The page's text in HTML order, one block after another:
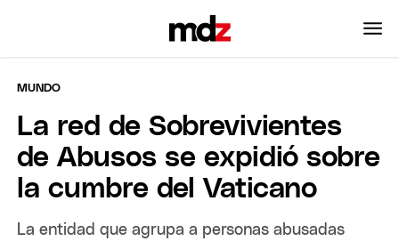
MUNDO
La red de Sobrevivientes
de Abusos se expidió sobre
la cumbre del Vaticano
La entidad que agrupa a personas abusadas